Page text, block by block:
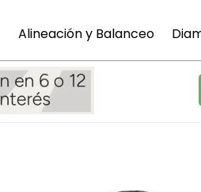
Alineación y Balanceo